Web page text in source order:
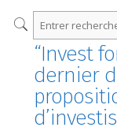
“Invest
dernier